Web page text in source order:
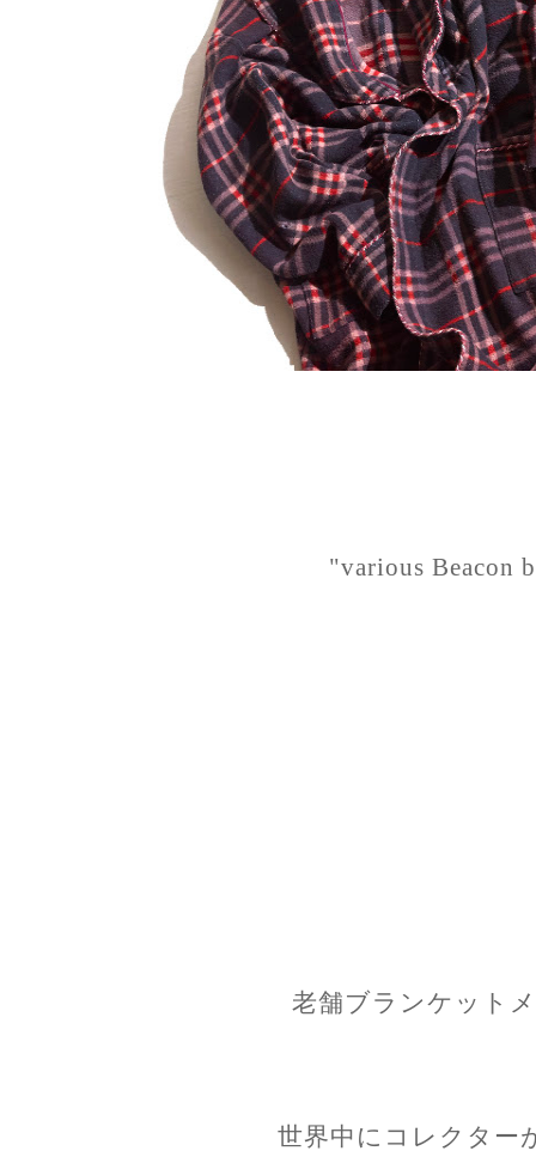
"various Beacon
老舗ブランケット
世界中にコレクター